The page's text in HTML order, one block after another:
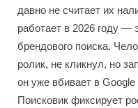
давно не считает их
работает в 2026 году —
брендового поиска.
ролик, не кликнул, но
он уже вбивает в Google
Поисковик фиксирует